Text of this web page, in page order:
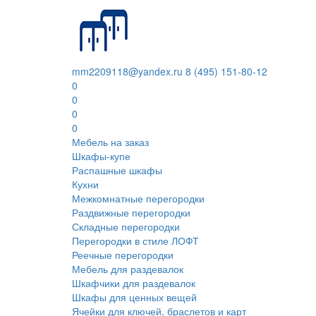
mm2209118@yandex.ru 8 (495) 151-80-12
0
0
0
0
Мебель на заказ
Шкафы-купе
Распашные шкафы
Кухни
Межкомнатные перегородки
Раздвижные перегородки
Складные перегородки
Перегородки в стиле ЛОФТ
Реечные перегородки
Мебель для раздевалок
Шкафчики для раздевалок
Шкафы для ценных вещей
Ячейки для ключей, браслетов и карт